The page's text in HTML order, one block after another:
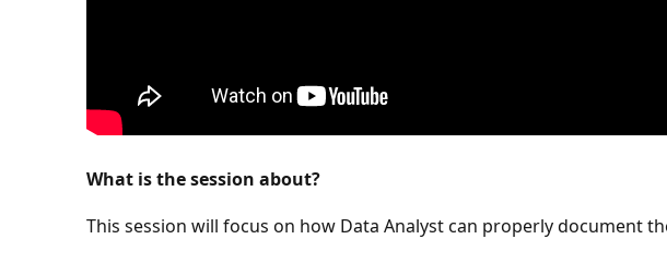
What is the session about?
This session will focus on how Data Analyst can properly document